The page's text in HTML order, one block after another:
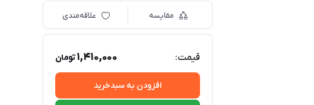
مقایسه علاقه‌مندی
قیمت: 1,410,000تومان
افزودن به سبدخرید